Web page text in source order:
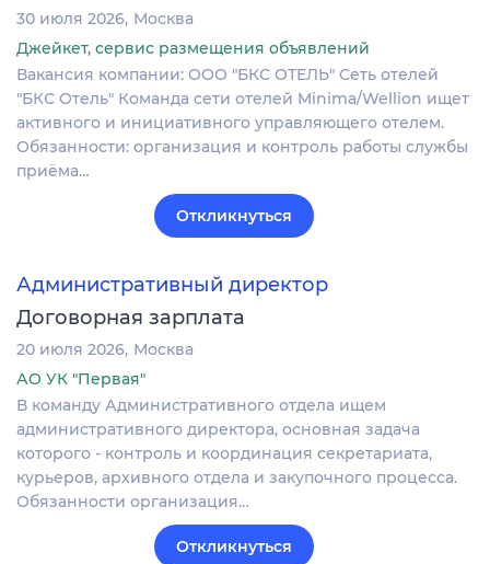
30 июля 2026 Москва
Джейкет, сервис размещения объявлений
Вакансия компании: ООО "БКС ОТЕЛЬ" Сеть отелей
"БКС Отель" Команда сети отелей Minima/Wellion ищет
активного и инициативного управляющего отелем.
Обязанности: организация и контроль работы службы
приёма…
Откликнуться
Административный директор
Договорная зарплата
20 июля 2026 Москва
АО УК "Первая"
В команду Административного отдела ищем
административного директора, основная задача
которого - контроль и координация секретариата,
курьеров, архивного отдела и закупочного процесса.
Обязанности организация…
Откликнуться